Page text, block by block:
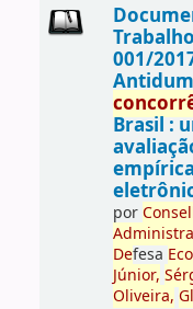
001/
Brasil :
por
Defesa
Júnior,
Oliveira,